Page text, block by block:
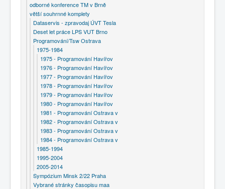
odborné konference TM v Brně
větší souhrnné komplety
Dataservis - zpravodaj ÚVT Tesla
Deset let práce LPS VUT Brno
Programování/Tsw Ostrava
1975-1984
1975 - Programování Havířov
1976 - Programování Havířov
1977 - Programování Havířov
1978 - Programování Havířov
1979 - Programování Havířov
1980 - Programování Havířov
1981 - Programování Ostrava v
1982 - Programování Ostrava v
1983 - Programování Ostrava v
1984 - Programování Ostrava v
1985-1994
1995-2004
2005-2014
Sympózium Minsk 2/22 Praha
Vybrané stránky časopisu maa